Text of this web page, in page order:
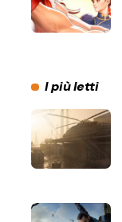
I più letti